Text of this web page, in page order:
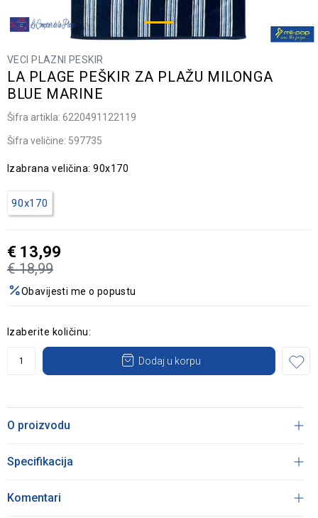
VECI PLAZNI PESKIR
LA PLAGE PEŠKIR ZA PLAŽU MILONGA
BLUE MARINE
Šifra artikla: 6220491122119
Šifra veličine: 597735
Izabrana veličina:90x170
90x170
€ 18,99
€ 13,99
Obavijesti me o popustu
Izaberite količinu:
Dodaj u korpu
O proizvodu
Specifikacija
Komentari